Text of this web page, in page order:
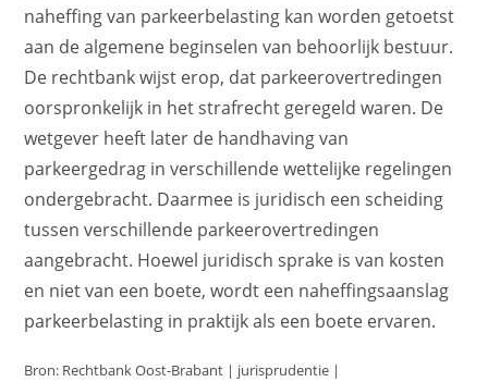
naheffing van parkeerbelasting kan worden getoetst
aan de algemene beginselen van behoorlijk bestuur.
De rechtbank wijst erop, dat parkeerovertredingen
oorspronkelijk in het strafrecht geregeld waren. De
wetgever heeft later de handhaving van
parkeergedrag in verschillende wettelijke regelingen
ondergebracht. Daarmee is juridisch een scheiding
tussen verschillende parkeerovertredingen
aangebracht. Hoewel juridisch sprake is van kosten
en niet van een boete, wordt een naheffingsaanslag
parkeerbelasting in praktijk als een boete ervaren.
Bron: Rechtbank Oost-Brabant | jurisprudentie |